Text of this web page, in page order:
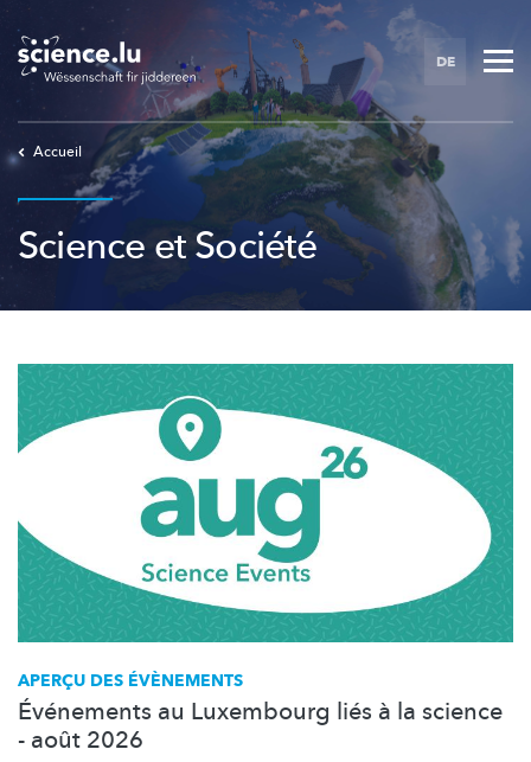
Skip
to
main
content
DE
Accueil
Science et Société
APERÇU DES ÉVÈNEMENTS
Événements au Luxembourg liés à la science
- août 2026